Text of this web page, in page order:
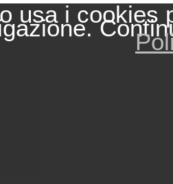
usa i cookies